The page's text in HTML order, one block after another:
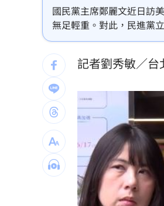
想靠正二翻本？
演習硬上路還無照
一軍不是來跑龍
靠2根鐵軌橫掃AI
孫易磊登板2局
直擊／
台灣彩券開獎直播中
國民黨主席鄭麗文近日訪
無足輕重。對此，民進黨
對台灣人來講，任何人都
記者劉秀敏／台